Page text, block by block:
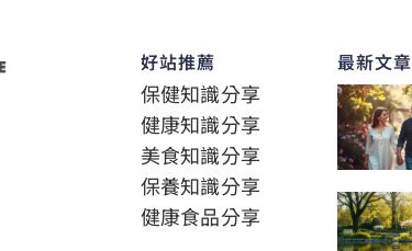
好站推薦
保健知識分享
健康知識分享
美食知識分享
保養知識分享
健康食品分享
最新文章